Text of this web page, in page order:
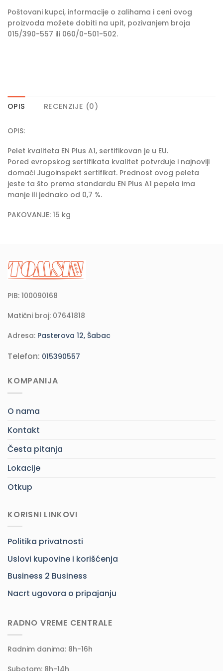
Poštovani kupci, informacije o zalihama i ceni ovog
proizvoda možete dobiti na upit, pozivanjem broja
015/390-557 ili 060/0-501-502.
OPIS RECENZIJE (0)
OPIS:
Pelet kvaliteta EN Plus A1, sertifikovan je u EU.
Pored evropskog sertifikata kvalitet potvrđuje i najnoviji
domaći Jugoinspekt sertifikat. Prednost ovog peleta
jeste ta što prema standardu EN Plus A1 pepela ima
manje ili jednako od 0,7 %.
PAKOVANJE: 15 kg
PIB: 100090168
Matični broj: 07641818
Adresa: Pasterova 12, Šabac
Telefon: 015390557
KOMPANIJA
O nama
Kontakt
Česta pitanja
Lokacije
Otkup
KORISNI LINKOVI
Politika privatnosti
Uslovi kupovine i korišćenja
Business 2 Business
Nacrt ugovora o pripajanju
RADNO VREME CENTRALE
Radnim danima: 8h-16h